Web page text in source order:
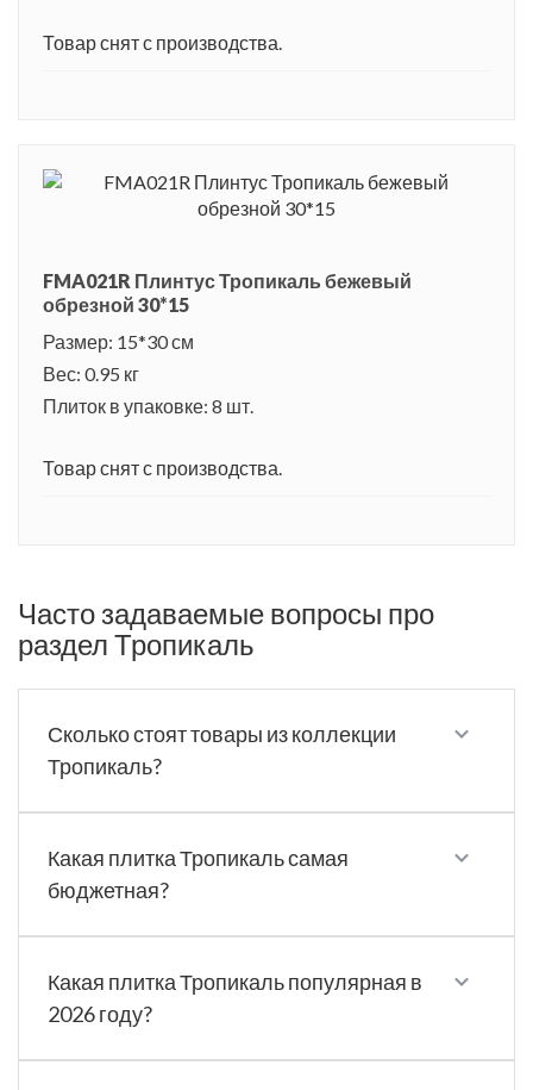
Товар снят с производства.
FMA021R Плинтус Тропикаль бежевый
обрезной 30*15
Размер: 15*30 см
Вес: 0.95 кг
Плиток в упаковке: 8 шт.
Товар снят с производства.
Часто задаваемые вопросы про
раздел Тропикаль
Сколько стоят товары из коллекции
Тропикаль?
Какая плитка Тропикаль самая
бюджетная?
Какая плитка Тропикаль популярная в
2026 году?